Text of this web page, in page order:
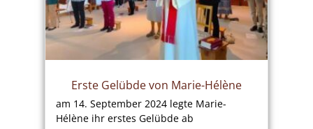
Erste Gelübde von Marie-Hélène
am 14. September 2024 legte Marie-
Hélène ihr erstes Gelübde ab